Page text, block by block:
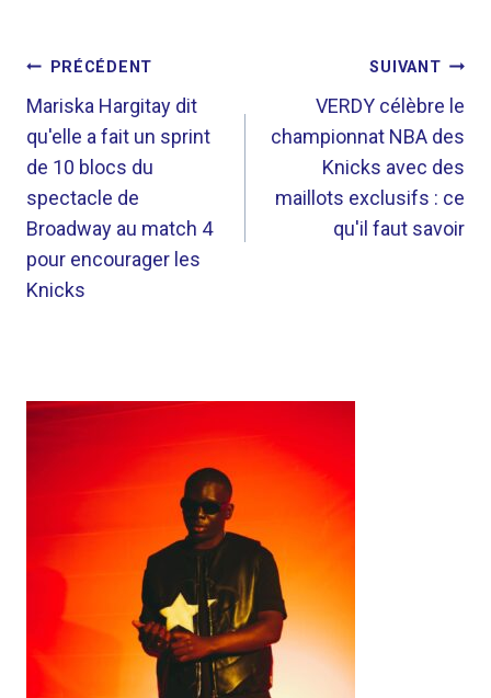
NAVIGATION
DE
L’ARTICLE
PRÉCÉDENT
Mariska Hargitay dit
qu'elle a fait un sprint
de 10 blocs du
spectacle de
Broadway au match 4
pour encourager les
Knicks
SUIVANT
VERDY célèbre le
championnat NBA des
Knicks avec des
maillots exclusifs : ce
qu'il faut savoir